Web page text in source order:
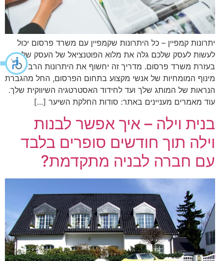
יתרונות קמפיין – כל היתרונות שקמפיין עם משרד פרסום יכול
לעשות לעסק שלכם גלה את מלוא הפוטנציאל של העסק שלך
בעזרת משרד פרסום. מדריך זה יחשוף את היתרונות הרבים של
מינוף המומחיות של אנשי מקצוע בתחום הפרסום, החל מהגברת
הנראות של המותג שלך ועד לחידוד האסטרטגיה השיווקית שלך.
עוד מאמרים מעניינים באתר: סודות החלקת השיער […]
בנית וילה – איך אפשר לבנות
וילה תוך חודשים סופרים בלבד
עם חברה לבניה מתקדמת?